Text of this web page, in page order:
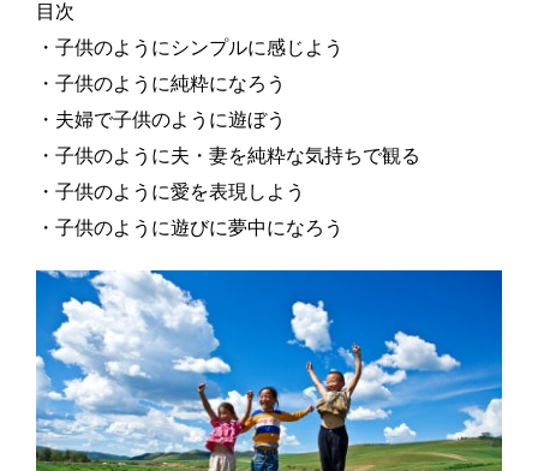
目次
・子供のようにシンプルに感じよう
・子供のように純粋になろう
・夫婦で子供のように遊ぼう
・子供のように夫・妻を純粋な気持ちで観る
・子供のように愛を表現しよう
・子供のように遊びに夢中になろう